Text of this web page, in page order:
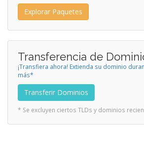
Explorar Paquetes
Transferencia de
¡Transfiera ahora! Extienda su dominio
más*
Transferir Dominios
* Se excluyen ciertos TLDs y dominios